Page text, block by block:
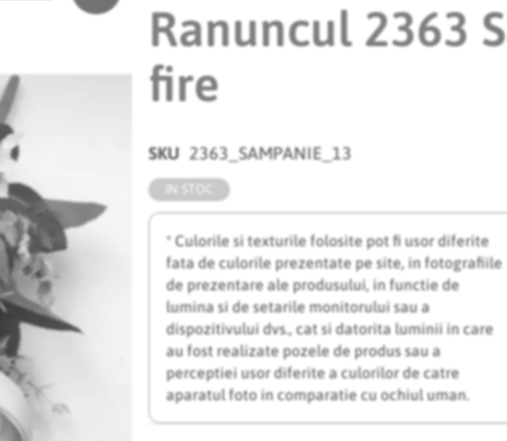
Ranuncul 2363
fire
SKU 2363_SAMPANIE_13
* Culorile si texturile folosite pot fi usor diferite
fata de culorile prezentate pe site, in fotografiile
de prezentare ale produsului, in functie de
lumina si de setarile monitorului sau a
dispozitivului dvs., cat si datorita luminii in care
au fost realizate pozele de produs sau a
perceptiei usor diferite a culorilor de catre
aparatul foto in comparatie cu ochiul uman.